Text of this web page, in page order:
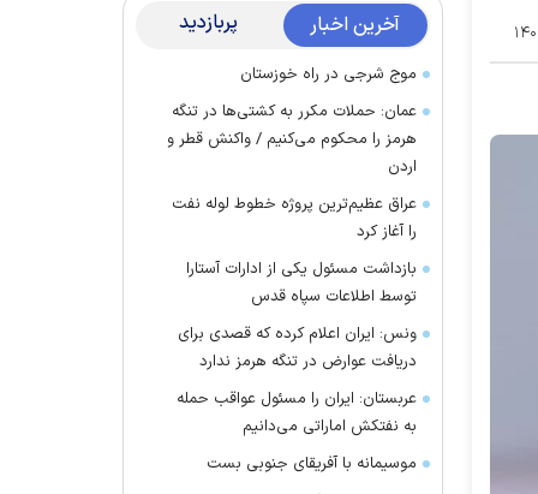
۰۵ آخرین اخبار پربازدید
موج شرجی در راه خوزستان
عمان: حملات مکرر به کشتی‌ها در تنگه
هرمز را محکوم می‌کنیم / واکنش قطر و
اردن
عراق عظیم‌ترین پروژه خطوط لوله نفت
را آغاز کرد
بازداشت مسئول یکی از ادارات آستارا
توسط اطلاعات سپاه قدس
ونس: ایران اعلام کرده که قصدی برای
دریافت عوارض در تنگه هرمز ندارد
عربستان: ایران را مسئول عواقب حمله
به نفتکش اماراتی می‌دانیم
موسیمانه با آفریقای جنوبی بست